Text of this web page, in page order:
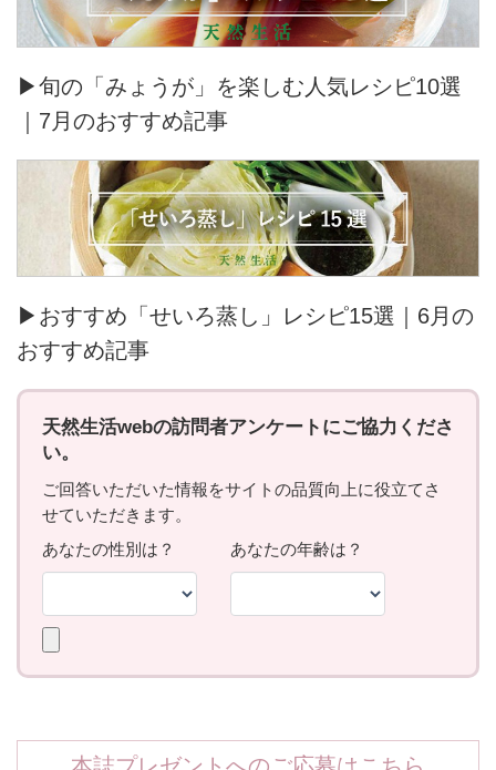
▶旬の「みょうが」を楽しむ人気レシピ10選
｜7月のおすすめ記事
▶おすすめ「せいろ蒸し」レシピ15選｜6月の
おすすめ記事